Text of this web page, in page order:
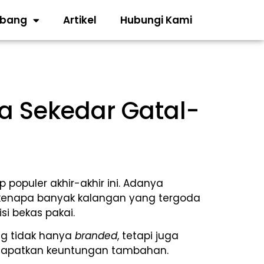
Artikel Hubungi Kami
Sekedar Gatal-
akhir-akhir ini. Adanya
banyak kalangan yang tergoda
bekas pakai.
tidak hanya branded, tetapi juga
keuntungan tambahan.